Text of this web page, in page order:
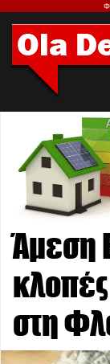
Άμεση
στη